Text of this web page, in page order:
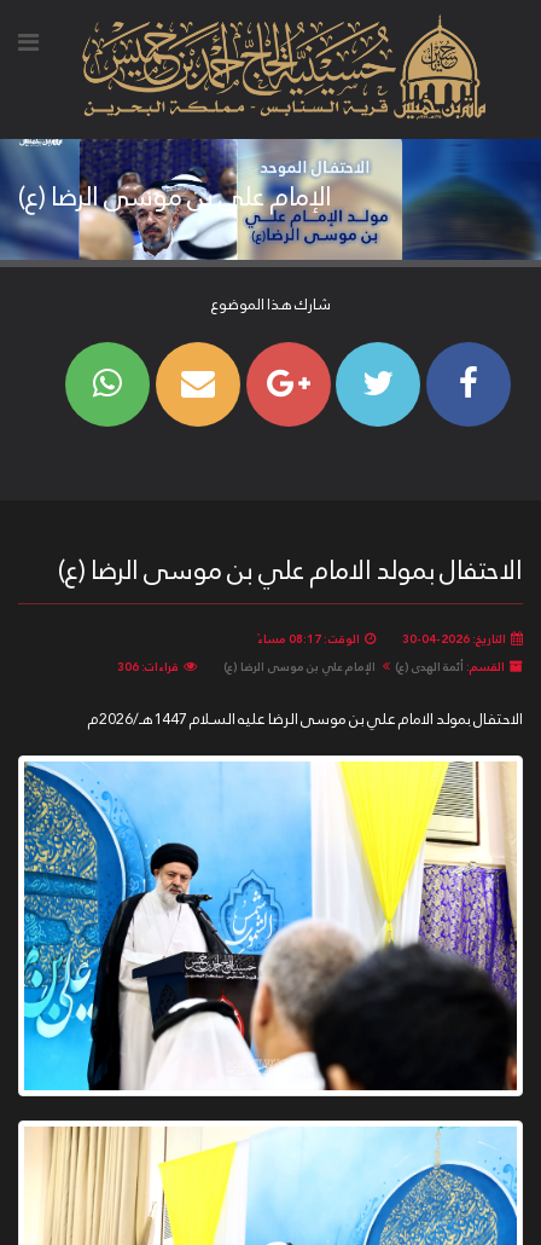
الإمام علي بن موسى الرضا (ع)
شارك هذا الموضوع
الاحتفال بمولد الامام علي بن موسى الرضا (ع)
التاريخ: 2026-04-30
الوقت: 08:17 مساءً
القسم: أئمة الهدى (ع) الإمام علي بن موسى الرضا (ع) قراءات: 306
الاحتفال بمولد الامام علي بن موسى الرضا عليه السلام 1447هـ/2026م